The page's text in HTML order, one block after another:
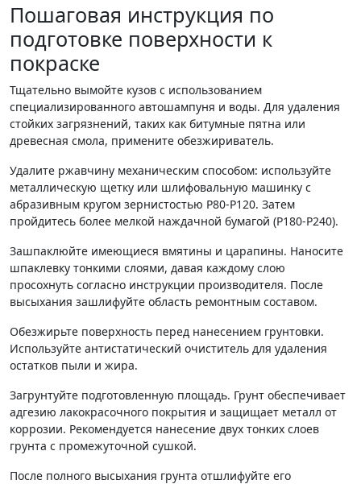
Пошаговая инструкция по
подготовке поверхности к
покраске
Тщательно вымойте кузов с использованием
специализированного автошампуня и воды. Для удаления
стойких загрязнений, таких как битумные пятна или
древесная смола, примените обезжириватель.
Удалите ржавчину механическим способом: используйте
металлическую щетку или шлифовальную машинку с
абразивным кругом зернистостью P80-P120. Затем
пройдитесь более мелкой наждачной бумагой (P180-P240).
Зашпаклюйте имеющиеся вмятины и царапины. Наносите
шпаклевку тонкими слоями, давая каждому слою
просохнуть согласно инструкции производителя. После
высыхания зашлифуйте область ремонтным составом.
Обезжирьте поверхность перед нанесением грунтовки.
Используйте антистатический очиститель для удаления
остатков пыли и жира.
Загрунтуйте подготовленную площадь. Грунт обеспечивает
адгезию лакокрасочного покрытия и защищает металл от
коррозии. Рекомендуется нанесение двух тонких слоев
грунта с промежуточной сушкой.
После полного высыхания грунта отшлифуйте его